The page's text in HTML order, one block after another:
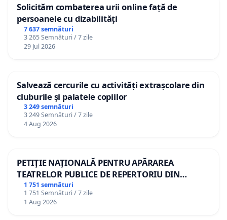
Solicităm combaterea urii online față de
persoanele cu dizabilități
7 637 semnături
3 265 Semnături / 7 zile
29 Jul 2026
Salvează cercurile cu activități extrașcolare din
cluburile și palatele copiilor
3 249 semnături
3 249 Semnături / 7 zile
4 Aug 2026
PETIȚIE NAȚIONALĂ PENTRU APĂRAREA
TEATRELOR PUBLICE DE REPERTORIU DIN
ROMÂNIA
1 751 semnături
1 751 Semnături / 7 zile
1 Aug 2026